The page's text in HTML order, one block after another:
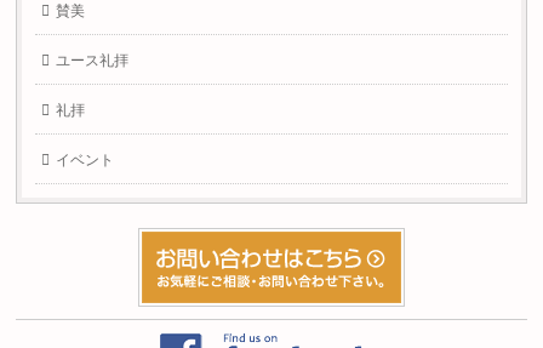
賛美
ユース礼拝
礼拝
イベント